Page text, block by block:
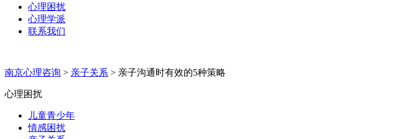
心理困扰
心理学派
联系我们
南京心理咨询 > 亲子关系 > 亲子沟通时有效的5种策略
心理困扰
儿童青少年
情感困扰